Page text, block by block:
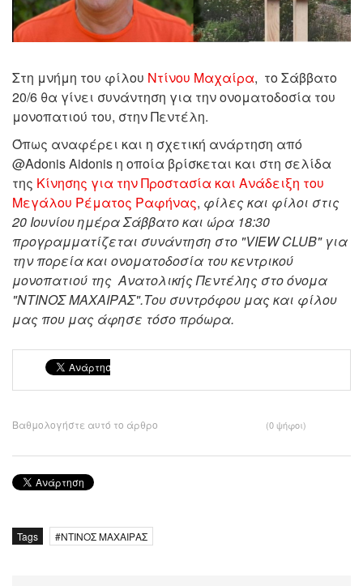
Στη μνήμη του φίλου Ντίνου Μαχαίρα, το Σάββατο
20/6 θα γίνει συνάντηση για την ονοματοδοσία του
μονοπατιού του, στην Πεντέλη.
Όπως αναφέρει και η σχετική ανάρτηση από
@Adonis Aidonis η οποία βρίσκεται και στη σελίδα
της Κίνησης για την Προστασία και Ανάδειξη του
Μεγάλου Ρέματος Ραφήνας, φίλες και φίλοι στις
20 Ιουνίου ημέρα Σάββατο και ώρα 18:30
προγραμματίζεται συνάντηση στο "VIEW CLUB" για
την πορεία και ονοματοδοσία του κεντρικού
μονοπατιού της Ανατολικής Πεντέλης στο όνομα
"ΝΤΙΝΟΣ ΜΑΧΑΙΡΑΣ".Του συντρόφου μας και φίλου
μας που μας άφησε τόσο πρόωρα.
Βαθμολογήστε αυτό το άρθρο (0 ψήφοι)
Tags ΝΤΙΝΟΣ ΜΑΧΑΙΡΑΣ